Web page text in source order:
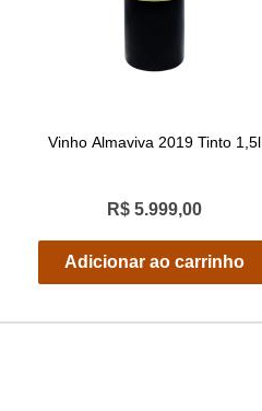
Vinho Almaviva 2019 Tinto 1,5l
R$ 5.999,00
Adicionar ao carrinho